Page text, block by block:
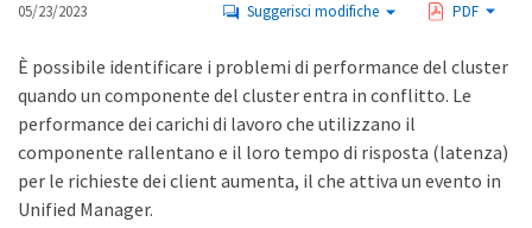
05/23/2023 Suggerisci modifiche PDF
È possibile identificare i problemi di performance del cluster
quando un componente del cluster entra in conflitto. Le
performance dei carichi di lavoro che utilizzano il
componente rallentano e il loro tempo di risposta (latenza)
per le richieste dei client aumenta, il che attiva un evento in
Unified Manager.